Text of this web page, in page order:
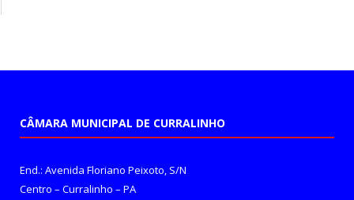
CÂMARA MUNICIPAL DE CURRALINHO
End.: Avenida Floriano Peixoto, S/N
Centro – Curralinho – PA